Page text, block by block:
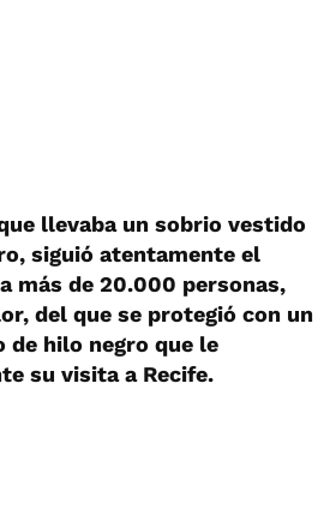
llevaba un sobrio vestido
siguió atentamente el
más de 20.000 personas,
del que se protegió con un
de hilo negro que le
su visita a Recife.